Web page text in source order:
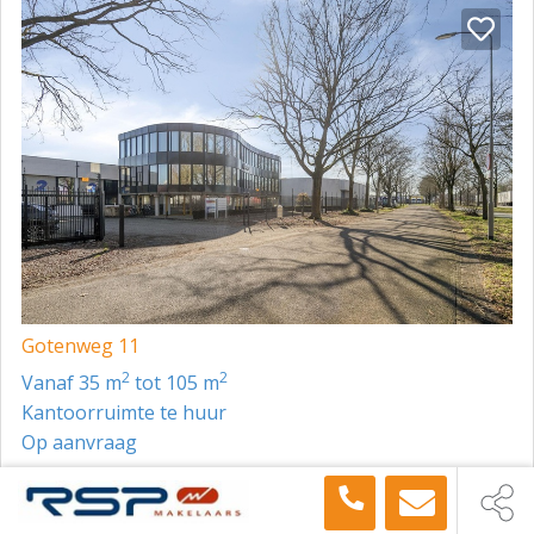
Gotenweg 11
vanaf 35 m2 tot 105 m2
Kantoorruimte te huur
Op aanvraag
Toon meer panden in de buurt →